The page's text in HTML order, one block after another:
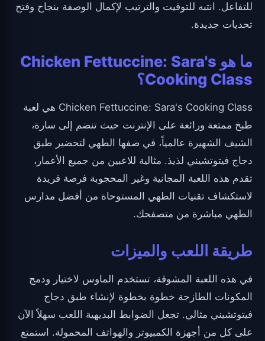
للتفاعل. انتبه للتوقيت والترتيب لإكمال الوصفة بنجاح وفتح
تحديات جديدة.
ما هو Chicken Fettuccine: Sara's
Cooking Class؟
Chicken Fettuccine: Sara's Cooking Class هي لعبة
طبخ ممتعة ورائعة على الإنترنت حيث تنضم إلى سارة،
الشيف الشهيرة عالمياً، في صفها الطهي لتحضير طبق
دجاج فيتوتشيني لذيذ. مثالية للاعبين من جميع الأعمار،
تقدم هذه اللعبة المجانية وغير المحجوبة فرصة فريدة
لاستكشاف تقنيات الطهي المستوحاة من أفضل مدارس
الطهي مباشرة من متصفحك.
طريقة اللعب والميزات
في هذه اللعبة المشوقة، تستخدم الماوس لاختيار ودمج
المكونات الطازجة خطوة بخطوة لإنشاء طبق دجاج
فيتوتشيني مثالي. تجعل الضوابط البديهية اللعب سهلاً الآن
على كل من أجهزة الكمبيوتر والهواتف المحمولة. استمتع